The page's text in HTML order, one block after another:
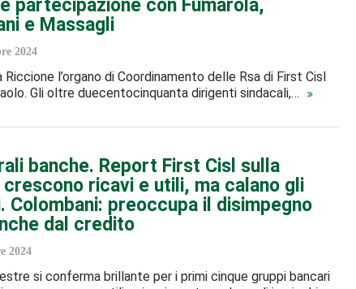
partecipazione con Fumarola,
e Massagli
2024
l’organo di Coordinamento delle Rsa di First Cisl
Gli oltre duecentocinquanta dirigenti sindacali,…
banche. Report First Cisl sulla
crescono ricavi e utili, ma calano gli
Colombani: preoccupa il disimpegno
dal credito
2024
si conferma brillante per i primi cinque gruppi bancari